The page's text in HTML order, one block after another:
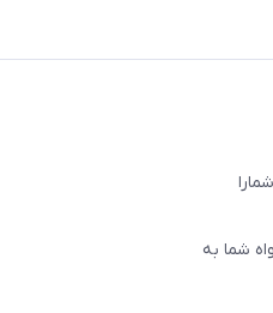
شما به